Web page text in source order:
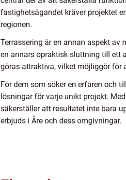
fastighetsägandet kräver projektet
regionen.
Terrassering är en annan aspekt av
en annars opraktisk sluttning till ett
göras attraktiva, vilket möjliggör för
För dem som söker en erfaren och
lösningar för varje unikt projekt.
säkerställer att resultatet inte bara
erbjuds i Åre och dess omgivningar.